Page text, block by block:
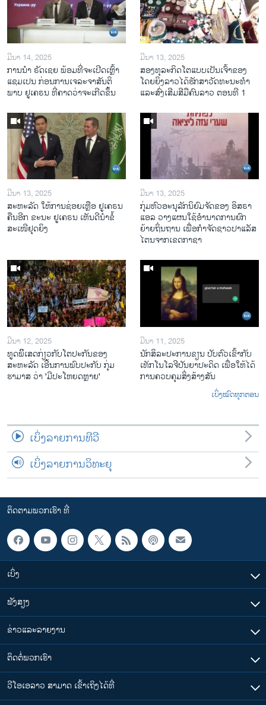
ມີນາ 14, 2025
ການ​ນຳ ຣັດ​ເຊຍ ພ້ອມ​ທີ່​ຈະ​ເປີ​ດ​ເຫຼົ້າ​
ແຊມ​ເປນ ກ່ອນການ​ເຈ​ລະ​ຈາ​ສັນ​ຕິ​
ພາບ ຢູ​ເຄ​ຣນ ທີ່​ຄາດ​ວ່າ​ຈະ​ເກີດ​ຂຶ້ນ
ມີນາ 13, 2025
ສອງທຸລະກິດໂຕແບບເປັນເຈົ້າຂອງ
ໂດຍຍິງລາວໄດ້ຮັກສາວັດທະນະທຳ
ແລະສົ່ງເສີມສີມືຄົນລາວ ຕອນທີ 1
ມີນາ 13, 2025
ສະຫະລັດ ໃຫ້ການຊ່ອຍເຫຼືອ ຢູເຄຣນ
ຄືນອີກ ຂະນະ ຢູເຄຣນ ເຫັນດີນຳຂໍ້
ສະເໜີຢຸດຍິງ
ມີນາ 13, 2025
ກຸ່ມຫົວອະນຸລັກນິຍົມຈັດຂອງ ອິສຣາ
ແອລ ວາງແຜນໃຊ້ອຳນາດການຍົກ
ຍ້າຍຖິ່ນຖານ ເພື່ອກຳຈັດຊາວປາແລັສ
ໄຕນຈາກເຂດກາຊາ
ມີນາ 12, 2025
ທູດພິິເສດກ່ຽວກັບໂຕປະກັນຂອງ
ສະຫະລັດ ເອີ້ນການພົບປະກັບ ກຸ່ມ
ຮາມາສ ວ່າ 'ມີປະໂຫຍດຫຼາຍ'
ມີນາ 11, 2025
ນັກ​ສິ​ລະ​ປະ​ການ​ຂຽນ ປັບ​ຕົວ​ເຂົ້າ​ກັບ​
ເທັກ​ໂນ​ໂລ​ຈີ​ປັນ​ຍາ​ປະ​ດິດ ເພື່ອ​ໃຫ້​ໄດ້​
ກ​ານ​ຄວບ​ຄຸມ​ສິ່ງ​ສ້າງ​ສັນ
ເບິ່ງໝົດທຸກຕອນ
ເບິ່ງລາຍການທີວີ
ເບິ່ງລາຍການວິທະຍຸ
ຕິດຕາມພວກເຮົາ ທີ່
ເບິ່ງ
ຟັງສຽງ
ຂ່າວແລະລາຍງານ
ຕິດຕໍ່ພວກເຮົາ
ວີໂອເອລາວ ສາມາດ ເຂົ້າເຖິງໄດ້ທີ່